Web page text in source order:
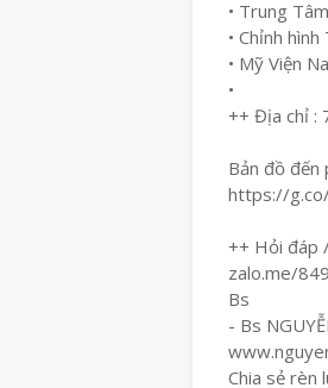
• Trung
• Chỉnh
• Mỹ Viện
•
++ Địa chỉ :
Bản đồ đến
https://
++ Hỏi đáp
zalo.me/
Bs
- Bs
Chia sẻ rèn